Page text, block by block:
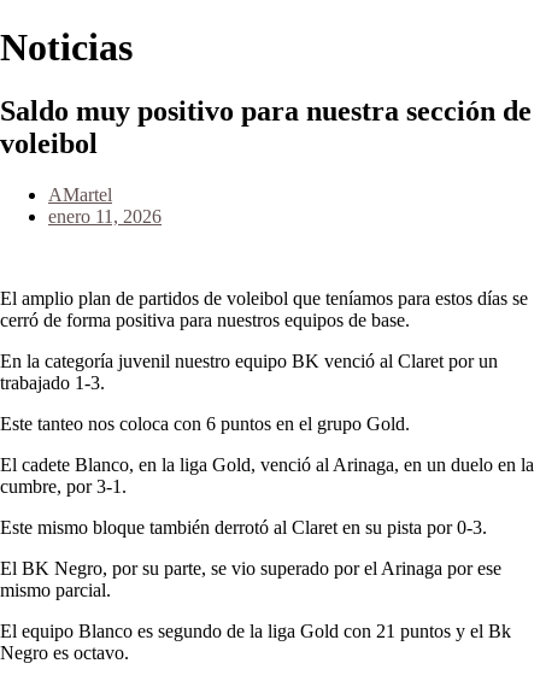
Noticias
Saldo muy positivo para nuestra sección de
voleibol
AMartel
enero 11, 2026
El amplio plan de partidos de voleibol que teníamos para estos días se
cerró de forma positiva para nuestros equipos de base.
En la categoría juvenil nuestro equipo BK venció al Claret por un
trabajado 1-3.
Este tanteo nos coloca con 6 puntos en el grupo Gold.
El cadete Blanco, en la liga Gold, venció al Arinaga, en un duelo en la
cumbre, por 3-1.
Este mismo bloque también derrotó al Claret en su pista por 0-3.
El BK Negro, por su parte, se vio superado por el Arinaga por ese
mismo parcial.
El equipo Blanco es segundo de la liga Gold con 21 puntos y el Bk
Negro es octavo.